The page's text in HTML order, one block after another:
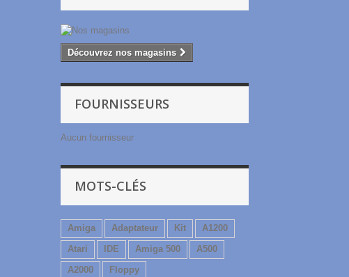
Découvrez nos magasins
FOURNISSEURS
Aucun fournisseur
MOTS-CLÉS
Amiga Adaptateur Kit
A1200
Atari
IDE Amiga 500
A500
A2000
Floppy